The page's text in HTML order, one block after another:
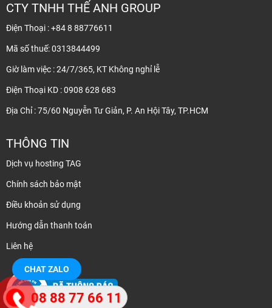
CTY TNHH THẾ ANH GROUP
Điện Thoại : +84 8 88776611
Mã số thuế: 0313844499
Giờ làm việc : 24/7/365, KT Không nghỉ lễ
Điện Thoại KD : 0908 628 683
Địa Chỉ : 75/60 Nguyễn Tư Giản, P. An Hội Tây, TP.HCM
THÔNG TIN
Dịch vụ hosting TAG
Chính sách bảo mật
Điều khoản sử dụng
Hướng dẫn thanh toán
Liên hệ
CHAT ZALO
08 88 77 66 11